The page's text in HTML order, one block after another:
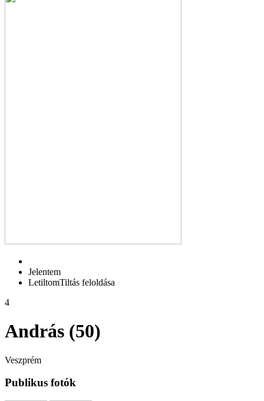
Jelentem
LetiltomTiltás feloldása
4
András (50)
Veszprém
Publikus fotók